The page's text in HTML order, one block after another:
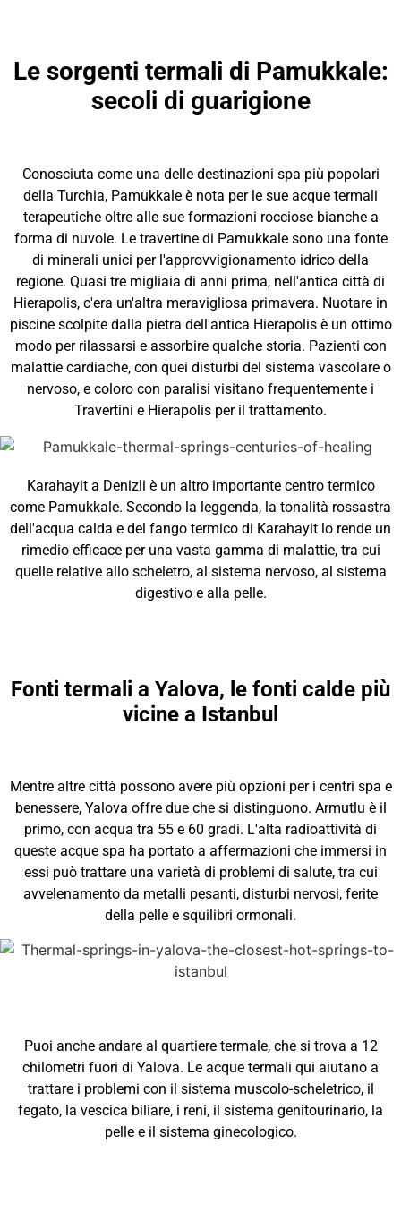
Le sorgenti termali di Pamukkale:
secoli di guarigione
Conosciuta come una delle destinazioni spa più popolari
della Turchia, Pamukkale è nota per le sue acque termali
terapeutiche oltre alle sue formazioni rocciose bianche a
forma di nuvole. Le travertine di Pamukkale sono una fonte
di minerali unici per l'approvvigionamento idrico della
regione. Quasi tre migliaia di anni prima, nell'antica città di
Hierapolis, c'era un'altra meravigliosa primavera. Nuotare in
piscine scolpite dalla pietra dell'antica Hierapolis è un ottimo
modo per rilassarsi e assorbire qualche storia. Pazienti con
malattie cardiache, con quei disturbi del sistema vascolare o
nervoso, e coloro con paralisi visitano frequentemente i
Travertini e Hierapolis per il trattamento.
Karahayit a Denizli è un altro importante centro termico
come Pamukkale. Secondo la leggenda, la tonalità rossastra
dell'acqua calda e del fango termico di Karahayit lo rende un
rimedio efficace per una vasta gamma di malattie, tra cui
quelle relative allo scheletro, al sistema nervoso, al sistema
digestivo e alla pelle.
Fonti termali a Yalova, le fonti calde più
vicine a Istanbul
Mentre altre città possono avere più opzioni per i centri spa e
benessere, Yalova offre due che si distinguono. Armutlu è il
primo, con acqua tra 55 e 60 gradi. L'alta radioattività di
queste acque spa ha portato a affermazioni che immersi in
essi può trattare una varietà di problemi di salute, tra cui
avvelenamento da metalli pesanti, disturbi nervosi, ferite
della pelle e squilibri ormonali.
Puoi anche andare al quartiere termale, che si trova a 12
chilometri fuori di Yalova. Le acque termali qui aiutano a
trattare i problemi con il sistema muscolo-scheletrico, il
fegato, la vescica biliare, i reni, il sistema genitourinario, la
pelle e il sistema ginecologico.